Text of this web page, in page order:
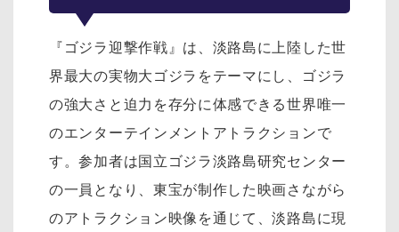
『ゴジラ迎撃作戦』は、淡路島に上陸した世
界最大の実物大ゴジラをテーマにし、ゴジラ
の強大さと迫力を存分に体感できる世界唯一
のエンターテインメントアトラクションで
す。参加者は国立ゴジラ淡路島研究センター
の一員となり、東宝が制作した映画さながら
のアトラクション映像を通じて、淡路島に現